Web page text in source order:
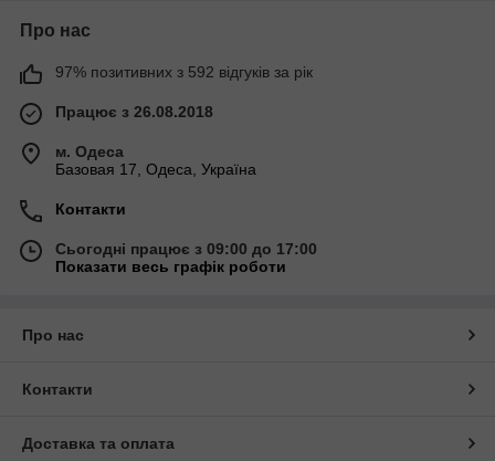
Про нас
97% позитивних з 592 відгуків за рік
Працює з 26.08.2018
м. Одеса
Базовая 17, Одеса, Україна
Контакти
Сьогодні працює з 09:00 до 17:00
Показати весь графік роботи
Про нас
Контакти
Доставка та оплата